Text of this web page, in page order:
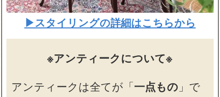
▶スタイリングの詳細はこちらから
※アンティークについて※
アンティークは全てが「一点もの 」で